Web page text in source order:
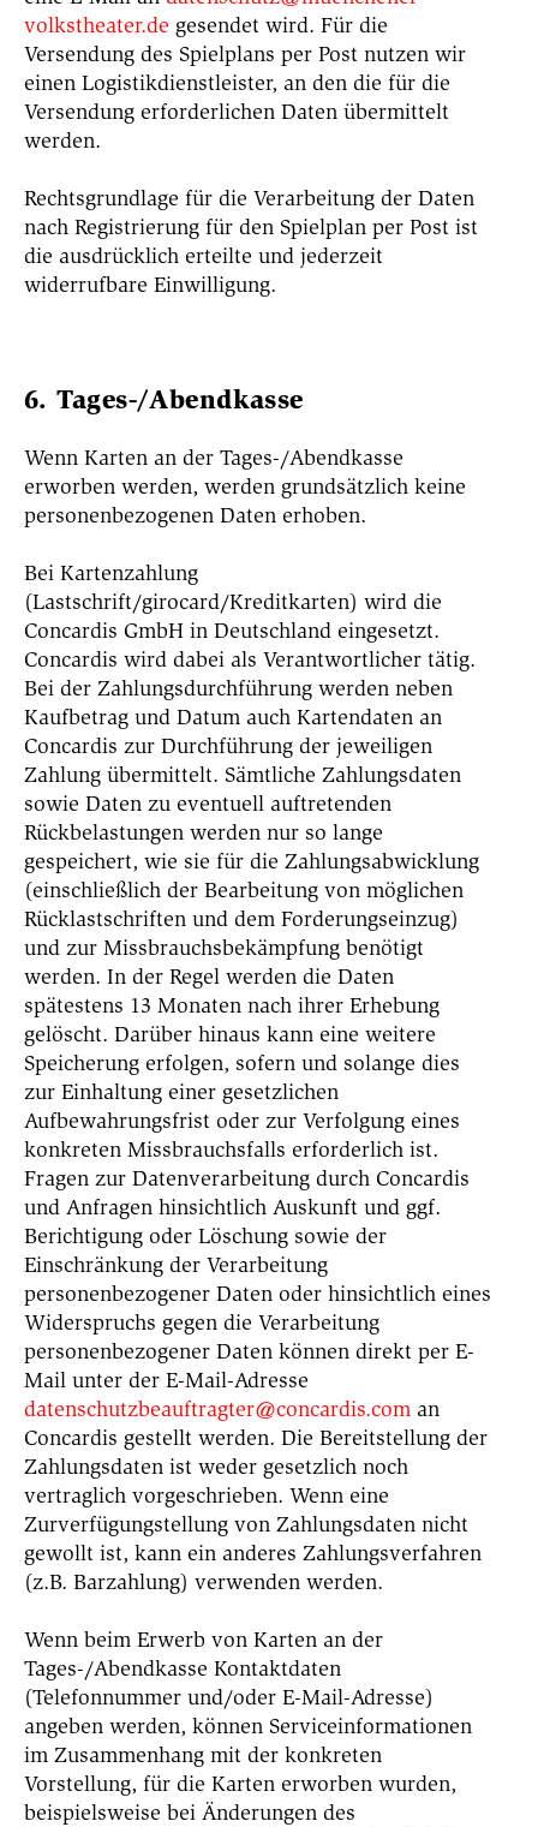
volkstheater.de gesendet wird. Für die
Versendung des Spielplans per Post nutzen wir
einen Logistikdienstleister, an den die für die
Versendung erforderlichen Daten übermittelt
werden.
Rechtsgrundlage für die Verarbeitung der Daten
nach Registrierung für den Spielplan per Post ist
die ausdrücklich erteilte und jederzeit
widerrufbare Einwilligung.
6. Tages-/Abendkasse
Wenn Karten an der Tages-/Abendkasse
erworben werden, werden grundsätzlich keine
personenbezogenen Daten erhoben.
Bei Kartenzahlung
(Lastschrift/girocard/Kreditkarten) wird die
Concardis GmbH in Deutschland eingesetzt.
Concardis wird dabei als Verantwortlicher tätig.
Bei der Zahlungsdurchführung werden neben
Kaufbetrag und Datum auch Kartendaten an
Concardis zur Durchführung der jeweiligen
Zahlung übermittelt. Sämtliche Zahlungsdaten
sowie Daten zu eventuell auftretenden
Rückbelastungen werden nur so lange
gespeichert, wie sie für die Zahlungsabwicklung
(einschließlich der Bearbeitung von möglichen
Rücklastschriften und dem Forderungseinzug)
und zur Missbrauchsbekämpfung benötigt
werden. In der Regel werden die Daten
spätestens 13 Monaten nach ihrer Erhebung
gelöscht. Darüber hinaus kann eine weitere
Speicherung erfolgen, sofern und solange dies
zur Einhaltung einer gesetzlichen
Aufbewahrungsfrist oder zur Verfolgung eines
konkreten Missbrauchsfalls erforderlich ist.
Fragen zur Datenverarbeitung durch Concardis
und Anfragen hinsichtlich Auskunft und ggf.
Berichtigung oder Löschung sowie der
Einschränkung der Verarbeitung
personenbezogener Daten oder hinsichtlich eines
Widerspruchs gegen die Verarbeitung
personenbezogener Daten können direkt per E-
Mail unter der E-Mail-Adresse
datenschutzbeauftragter@concardis.com an
Concardis gestellt werden. Die Bereitstellung der
Zahlungsdaten ist weder gesetzlich noch
vertraglich vorgeschrieben. Wenn eine
Zurverfügungstellung von Zahlungsdaten nicht
gewollt ist, kann ein anderes Zahlungsverfahren
(z.B. Barzahlung) verwenden werden.
Wenn beim Erwerb von Karten an der
Tages-/Abendkasse Kontaktdaten
(Telefonnummer und/oder E-Mail-Adresse)
angeben werden, können Serviceinformationen
im Zusammenhang mit der konkreten
Vorstellung, für die Karten erworben wurden,
beispielsweise bei Änderungen des